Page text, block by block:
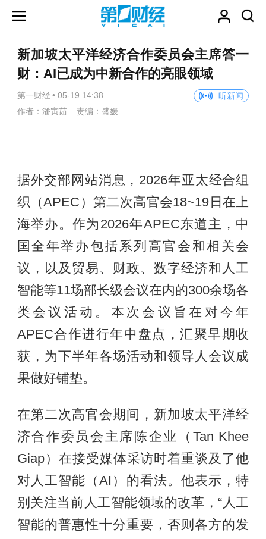
新加坡太平洋经济合作委员会主席答一
财：AI已成为中新合作的亮眼领域
第一财经 • 05-19 14:38
听新闻
作者：潘寅茹 责编：盛媛
据外交部网站消息，2026年亚太经合组
织（APEC）第二次高官会18~19日在上
海举办。作为2026年APEC东道主，中
国全年举办包括系列高官会和相关会
议，以及贸易、财政、数字经济和人工
智能等11场部长级会议在内的300余场各
类会议活动。本次会议旨在对今年
APEC合作进行年中盘点，汇聚早期收
获，为下半年各场活动和领导人会议成
果做好铺垫。
在第二次高官会期间，新加坡太平洋经
济合作委员会主席陈企业（Tan Khee
Giap）在接受媒体采访时着重谈及了他
对人工智能（AI）的看法。他表示，特
别关注当前人工智能领域的改革，“人工
智能的普惠性十分重要，否则各方的发